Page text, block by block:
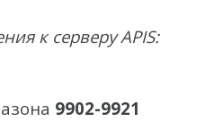
к серверуAPIS:
9902-9921